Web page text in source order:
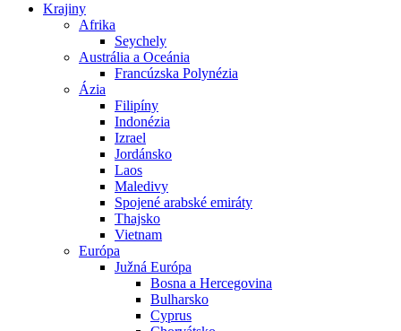
Krajiny
Afrika
Seychely
Austrália a Oceánia
Francúzska Polynézia
Ázia
Filipíny
Indonézia
Izrael
Jordánsko
Laos
Maledivy
Spojené arabské emiráty
Thajsko
Vietnam
Európa
Južná Európa
Bosna a Hercegovina
Bulharsko
Cyprus